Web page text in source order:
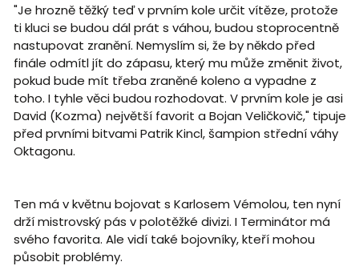
"Je hrozně těžký teď v prvním kole určit vítěze, protože
ti kluci se budou dál prát s váhou, budou stoprocentně
nastupovat zranění. Nemyslím si, že by někdo před
finále odmítl jít do zápasu, který mu může změnit život,
pokud bude mít třeba zraněné koleno a vypadne z
toho. I tyhle věci budou rozhodovat. V prvním kole je asi
David (Kozma) největší favorit a Bojan Veličkovič," tipuje
před prvními bitvami Patrik Kincl, šampion střední váhy
Oktagonu.
Ten má v květnu bojovat s Karlosem Vémolou, ten nyní
drží mistrovský pás v polotěžké divizi. I Terminátor má
svého favorita. Ale vidí také bojovníky, kteří mohou
působit problémy.